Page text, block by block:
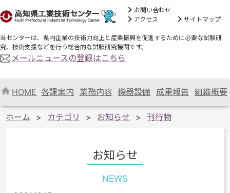
お問い合わせ
アクセス
サイトマップ
当センターは、県内企業の技術力向上と産業振興を促進するために必要な試験研
究、技術支援などを行う総合的な試験研究機関です。
メールニュースの登録はこちら
HOME 各課案内 業務内容 機器設備 成果報告 組織概要
ホーム カテゴリ お知らせ 刊行物
お知らせ
NEWS